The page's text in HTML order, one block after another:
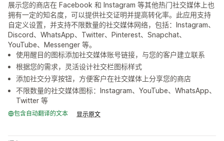
展示您的商店在 Facebook 和 Instagram 等其他热门社交媒体上也
拥有一定的知名度，可以提供社交证明并提高转化率。此应用支持
自定义设置，并支持不限数量的社交媒体网络，包括：Instagram、
Discord、WhatsApp、Twitter、Pinterest、Snapchat、
YouTube、Messenger 等。
使用醒目的图标添加社交媒体账号链接，与您的客户建立联系
根据您的需求，灵活设计社交栏图标样式
添加社交分享按钮，方便客户在社交媒体上分享您的商店
不限数量的社交媒体图标：Instagram、YouTube、WhatsApp、
Twitter 等
包含自动翻译的文本 显示原文